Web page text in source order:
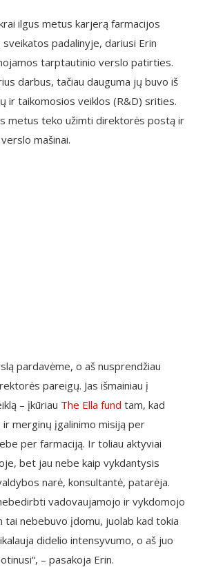
ilgus metus karjerą farmacijos
padalinyje, dariusi Erin
tarptautinio verslo patirties.
darbus, tačiau dauguma jų buvo iš
ir taikomosios veiklos (R&D) srities.
metus teko užimti direktorės postą ir
mašinai.
pardavėme, o aš nusprendžiau
pareigų. Jas išmainiau į
– įkūriau The Ella fund tam, kad
merginų įgalinimo misiją per
per farmaciją. Ir toliau aktyviai
bet jau nebe kaip vykdantysis
narė, konsultantė, patarėja.
vadovaujamojo ir vykdomojo
tai nebebuvo įdomu, juolab kad tokia
didelio intensyvumo, o aš juo
– pasakoja Erin.